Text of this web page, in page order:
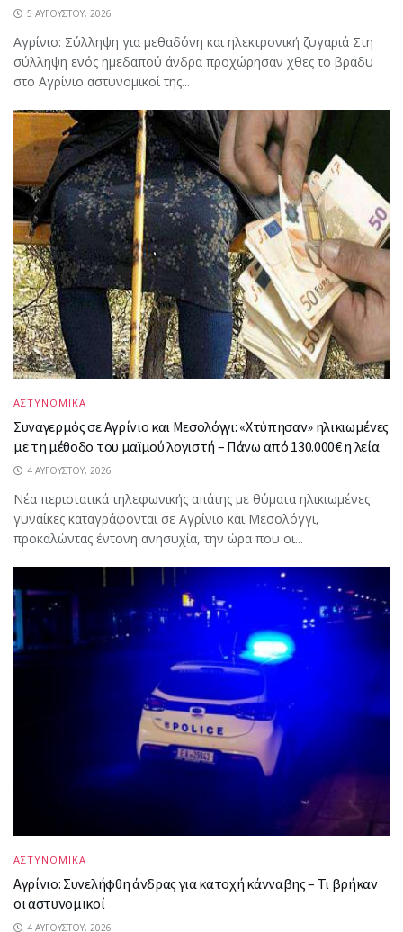
5 ΑΥΓΟΎΣΤΟΥ, 2026
Aγρίνιο: Σύλληψη για μεθαδόνη και ηλεκτρονική ζυγαριά Στη
σύλληψη ενός ημεδαπού άνδρα προχώρησαν χθες το βράδυ
στο Αγρίνιο αστυνομικοί της...
ΑΣΤΥΝΟΜΙΚΑ
Συναγερμός σε Αγρίνιο και Μεσολόγγι: «Χτύπησαν» ηλικιωμένες
με τη μέθοδο του μαϊμού λογιστή – Πάνω από 130.000€ η λεία
4 ΑΥΓΟΎΣΤΟΥ, 2026
Νέα περιστατικά τηλεφωνικής απάτης με θύματα ηλικιωμένες
γυναίκες καταγράφονται σε Αγρίνιο και Μεσολόγγι,
προκαλώντας έντονη ανησυχία, την ώρα που οι...
ΑΣΤΥΝΟΜΙΚΑ
Αγρίνιο: Συνελήφθη άνδρας για κατοχή κάνναβης – Τι βρήκαν
οι αστυνομικοί
4 ΑΥΓΟΎΣΤΟΥ, 2026